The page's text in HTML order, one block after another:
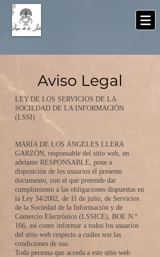
Aviso Legal
LEY DE LOS SERVICIOS DE LA
SOCIEDAD DE LA INFORMACIÓN
(LSSI)
MARÍA DE LOS ÁNGELES LLERA
GARZÓN, responsable del sitio web, en
adelante RESPONSABLE, pone a
disposición de los usuarios el presente
documento, con el que pretende dar
cumplimiento a las obligaciones dispuestas en
la Ley 34/2002, de 11 de julio, de Servicios
de la Sociedad de la Información y de
Comercio Electrónico (LSSICE), BOE N.º
166, así como informar a todos los usuarios
del sitio web respecto a cuáles son las
condiciones de uso.
Toda persona que acceda a este sitio web